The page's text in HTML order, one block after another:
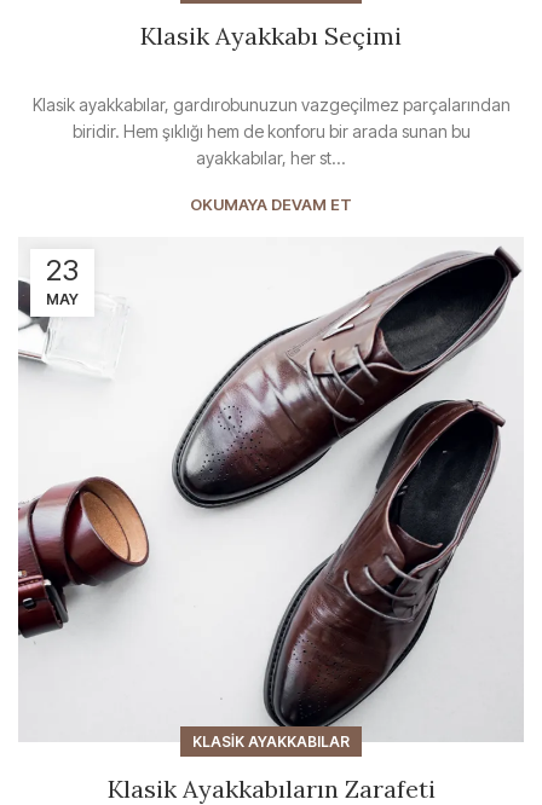
Klasik Ayakkabı Seçimi
Klasik ayakkabılar, gardırobunuzun vazgeçilmez parçalarından
biridir. Hem şıklığı hem de konforu bir arada sunan bu
ayakkabılar, her st...
OKUMAYA DEVAM ET
23
MAY
KLASIK AYAKKABILAR
Klasik Ayakkabıların Zarafeti